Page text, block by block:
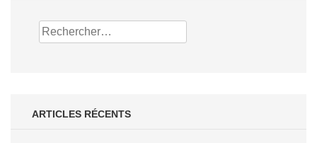
Rechercher :
ARTICLES RÉCENTS